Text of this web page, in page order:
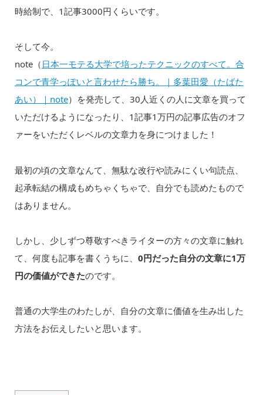
時給制で、1記事3000円くらいです。
そして今。
note（ 日本一モテる大学で培ったテクニックのすべて。合
コンで青学っぽいと言わせたら勝ち。｜多葉田愛（たばた
あい）｜note）を発売して、30人近くの人に文章を買って
いただけるようになったり、1記事1万円の記事広告のオフ
ァーをいただくレベルの文章力を身につけました！
最初の頃の文章なんて、無駄な改行や読みにくい句読点、
起承転結の構成もめちゃくちゃで、自分でも読めたもので
はありません。
しかし、少しずつ尊敬すべきライターの方々の文章に触れ
て、何度も記事を書くうちに、 0円だった自分の文章に1万
円の価値ができたのです。
普通の大学生のわたしが、自分の文章に価値を生み出した
方法をお伝えしたいと思います。